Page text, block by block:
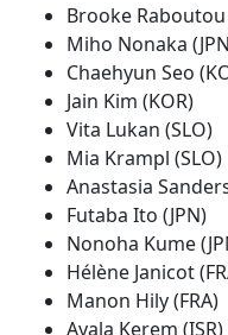
Brooke Raboutou
Miho Nonaka
Chaehyun Seo
Jain Kim (KOR)
Vita Lukan (SLO)
Mia Krampl (SLO)
Anastasia
Futaba Ito (JPN)
Nonoha Kume
Hélène Janicot
Manon Hily (FRA)
Ayala Kerem (ISR)